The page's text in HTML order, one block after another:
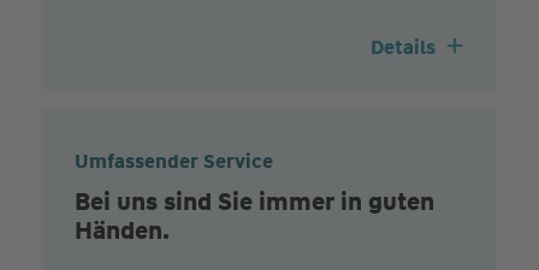
Details
Umfassender Service
Bei uns sind Sie immer in guten
Händen.